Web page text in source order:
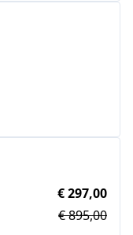
€ 297,00
€ 895,00